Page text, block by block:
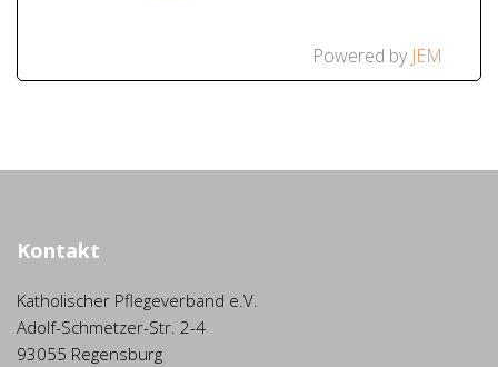
Powered by JEM
Kontakt
Katholischer Pflegeverband e.V.
Adolf-Schmetzer-Str. 2-4
93055 Regensburg